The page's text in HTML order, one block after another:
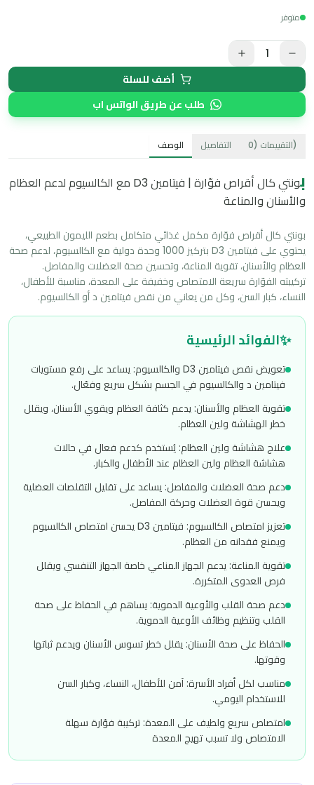
متوفر
1
أضف للسلة
طلب عن طريق الواتس اب
الوصف التفاصيل التقييمات (
0 )
ب
ونتي كال أقراص فوّارة | فيتامين D3 مع الكالسيوم لدعم العظام
والأسنان والمناعة
النساء، كبار السن، وكل من يعاني من نقص فيتامين د أو الكالسيوم.
✨الفوائد الرئيسية
تعويض نقص فيتامين D3 والكالسيوم: يساعد على رفع مستويات
فيتامين د والكالسيوم في الجسم بشكل سريع وفعّال.
تقوية العظام والأسنان: يدعم كثافة العظام ويقوي الأسنان، ويقلل
خطر الهشاشة ولين العظام.
علاج هشاشة ولين العظام: يُستخدم كدعم فعال في حالات
هشاشة العظام ولين العظام عند الأطفال والكبار.
دعم صحة العضلات والمفاصل: يساعد على تقليل التقلصات العضلية
ويحسن قوة العضلات وحركة المفاصل.
تعزيز امتصاص الكالسيوم: فيتامين D3 يحسن امتصاص الكالسيوم
ويمنع فقدانه من العظام.
تقوية المناعة: يدعم الجهاز المناعي خاصة الجهاز التنفسي ويقلل
فرص العدوى المتكررة.
دعم صحة القلب والأوعية الدموية: يساهم في الحفاظ على صحة
القلب وتنظيم وظائف الأوعية الدموية.
الحفاظ على صحة الأسنان: يقلل خطر تسوس الأسنان ويدعم ثباتها
وقوتها.
مناسب لكل أفراد الأسرة: آمن للأطفال، النساء، وكبار السن
للاستخدام اليومي.
امتصاص سريع ولطيف على المعدة: تركيبة فوّارة سهلة
الامتصاص ولا تسبب تهيج المعدة